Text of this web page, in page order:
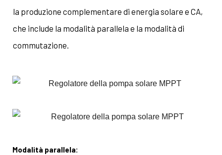
la produzione complementare di energia solare e CA,
che include la modalità parallela e la modalità di
commutazione.
Modalità parallela: